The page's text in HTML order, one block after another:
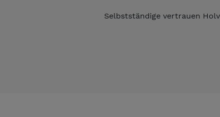
Selbstständige vertrauen